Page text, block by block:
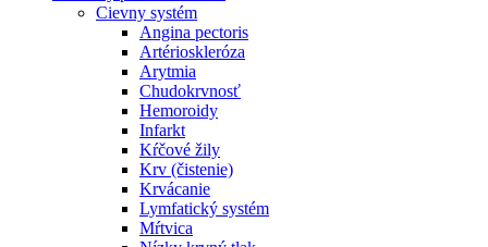
Cievny systém
Angina pectoris
Artérioskleróza
Arytmia
Chudokrvnosť
Hemoroidy
Infarkt
Kŕčové žily
Krv (čistenie)
Krvácanie
Lymfatický systém
Mŕtvica